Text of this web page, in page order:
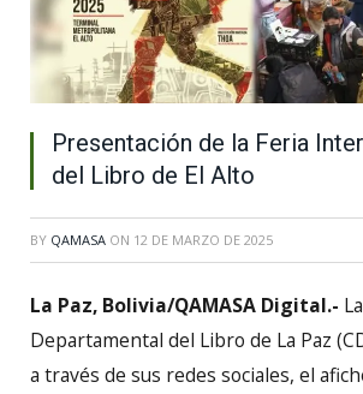
Presentación de la Feria
del Libro de El Alto
BY QAMASA ON 12 DE MARZO DE 2025
La Paz, Bolivia/QAMASA Digital.-
Departamental del Libro de La Paz
a través de sus redes sociales, el